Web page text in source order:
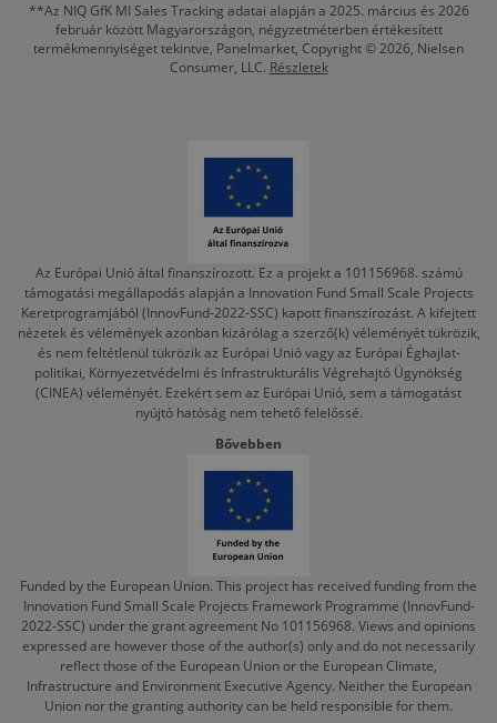
**Az NIQ GfK MI Sales Tracking adatai alapján a 2025. március és 2026
február között Magyarországon, négyzetméterben értékesített
termékmennyiséget tekintve, Panelmarket, Copyright © 2026, Nielsen
Consumer, LLC. Részletek
Az Európai Unió által finanszírozott. Ez a projekt a 101156968. számú
támogatási megállapodás alapján a Innovation Fund Small Scale Projects
Keretprogramjából (InnovFund-2022-SSC) kapott finanszírozást. A kifejtett
nézetek és vélemények azonban kizárólag a szerző(k) véleményét tükrözik,
és nem feltétlenül tükrözik az Európai Unió vagy az Európai Éghajlat-
politikai, Környezetvédelmi és Infrastrukturális Végrehajtó Ügynökség
(CINEA) véleményét. Ezekért sem az Európai Unió, sem a támogatást
nyújtó hatóság nem tehető felelőssé.
Bővebben
Funded by the European Union. This project has received funding from the
Innovation Fund Small Scale Projects Framework Programme (InnovFund-
2022-SSC) under the grant agreement No 101156968. Views and opinions
expressed are however those of the author(s) only and do not necessarily
reflect those of the European Union or the European Climate,
Infrastructure and Environment Executive Agency. Neither the European
Union nor the granting authority can be held responsible for them.